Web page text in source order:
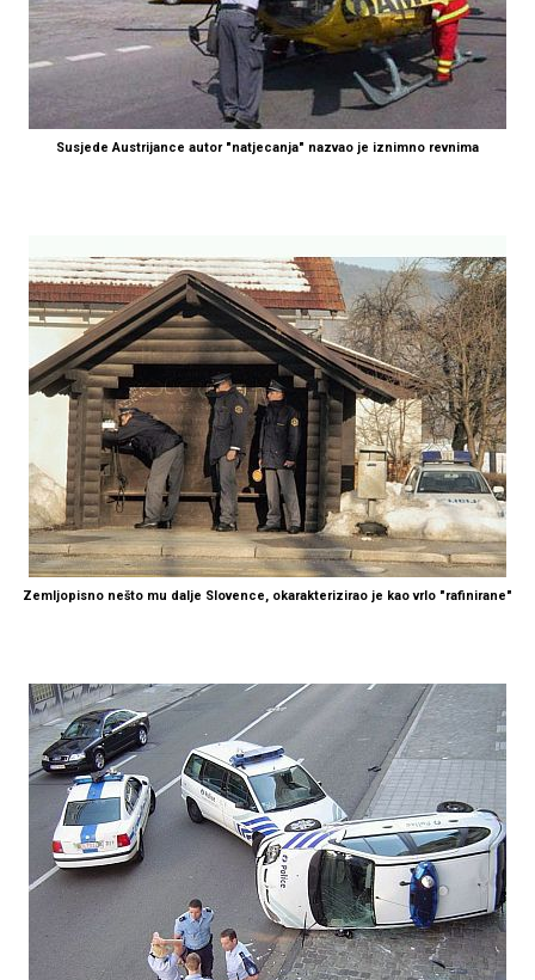
Susjede Austrijance autor "natjecanja" nazvao je iznimno revnima
Zemljopisno nešto mu dalje Slovence, okarakterizirao je kao vrlo "rafinirane"